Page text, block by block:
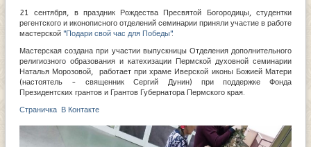
21 сентября, в праздник Рождества Пресвятой Богородицы, студентки
регентского и иконописного отделений семинарии приняли участие в работе
мастерской "Подари свой час для Победы".
Мастерская создана при участии выпускницы Отделения дополнительного
религиозного образования и катехизации Пермской духовной семинарии
Наталья Морозовой, работает при храме Иверской иконы Божией Матери
(настоятель - священник Сергий Дунин) при поддержке Фонда
Президентских грантов и Грантов Губернатора Пермского края.
Страничка В Контакте